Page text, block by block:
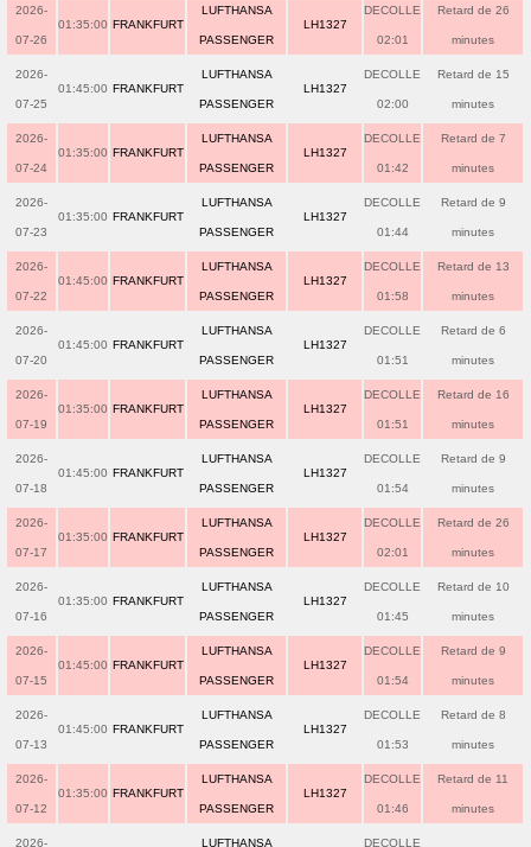
2026-
07-26
01:35:00 FRANKFURT
LUFTHANSA
PASSENGER
LH1327
DECOLLE
02:01
Retard de 26
minutes
2026-
07-25
01:45:00 FRANKFURT
LUFTHANSA
PASSENGER
LH1327
DECOLLE
02:00
Retard de 15
minutes
2026-
07-24
01:35:00 FRANKFURT
LUFTHANSA
PASSENGER
LH1327
DECOLLE
01:42
Retard de 7
minutes
2026-
07-23
01:35:00 FRANKFURT
LUFTHANSA
PASSENGER
LH1327
DECOLLE
01:44
Retard de 9
minutes
2026-
07-22
01:45:00 FRANKFURT
LUFTHANSA
PASSENGER
LH1327
DECOLLE
01:58
Retard de 13
minutes
2026-
07-20
01:45:00 FRANKFURT
LUFTHANSA
PASSENGER
LH1327
DECOLLE
01:51
Retard de 6
minutes
2026-
07-19
01:35:00 FRANKFURT
LUFTHANSA
PASSENGER
LH1327
DECOLLE
01:51
Retard de 16
minutes
2026-
07-18
01:45:00 FRANKFURT
LUFTHANSA
PASSENGER
LH1327
DECOLLE
01:54
Retard de 9
minutes
2026-
07-17
01:35:00 FRANKFURT
LUFTHANSA
PASSENGER
LH1327
DECOLLE
02:01
Retard de 26
minutes
2026-
07-16
01:35:00 FRANKFURT
LUFTHANSA
PASSENGER
LH1327
DECOLLE
01:45
Retard de 10
minutes
2026-
07-15
01:45:00 FRANKFURT
LUFTHANSA
PASSENGER
LH1327
DECOLLE
01:54
Retard de 9
minutes
2026-
07-13
01:45:00 FRANKFURT
LUFTHANSA
PASSENGER
LH1327
DECOLLE
01:53
Retard de 8
minutes
2026-
07-12
01:35:00 FRANKFURT
LUFTHANSA
PASSENGER
LH1327
DECOLLE
01:46
Retard de 11
minutes
2026- LUFTHANSA DECOLLE